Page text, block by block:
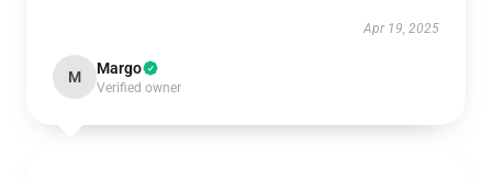
Apr 19, 2025
M Margo
Verified owner